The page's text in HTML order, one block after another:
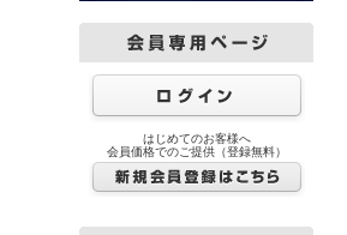
はじめてのお客様へ
会員価格でのご提供（登録無料）